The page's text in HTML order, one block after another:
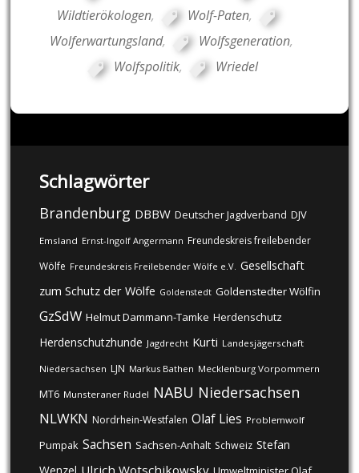
Wildtierökologen, Wolf-Paten,
Wolferwartungsland, Wolfsgeneration,
Wolfspolitik, Wriedel
Schlagwörter
Brandenburg DBBW Deutscher Jagdverband DJV
Emsland Ernst-Ingolf Angermann Freundeskreis freilebender
Wölfe Freundeskreis Freilebender Wölfe e.V. Gesellschaft
zum Schutz der Wölfe Goldenstedt Goldenstedter Wölfin
GzSdW Helmut Dammann-Tamke Herdenschutz
Herdenschutzhunde Jagdrecht Kurti Landesjägerschaft
Niedersachsen LJN Markus Bathen Mecklenburg Vorpommern
MT6 Munsteraner Rudel NABU Niedersachsen
NLWKN Nordrhein-Westfalen Olaf Lies Problemwolf
Pumpak Sachsen Sachsen-Anhalt Schweiz Stefan